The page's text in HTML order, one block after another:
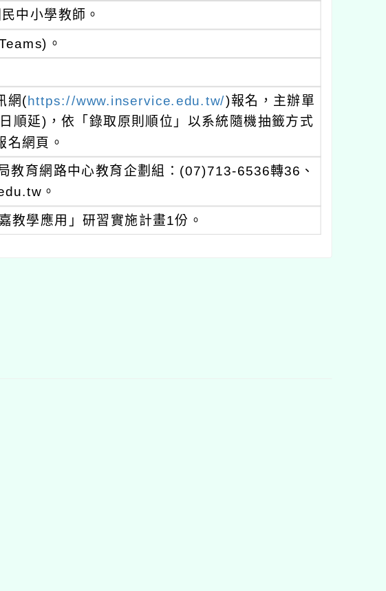
中小學教師。
。
網( https://www.inservice.edu.tw/)報名，主辦單
順延)，依「錄取原則順位」以系統隨機抽籤方式
名網頁。
教育網路中心教育企劃組：(07)713-6536轉36、
。
教學應用」研習實施計畫1份。